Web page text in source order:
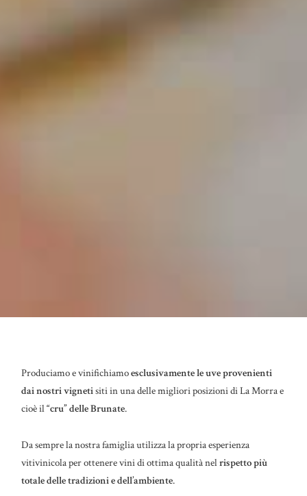
Produciamo e vinifichiamoesclusivamente le uve provenienti
dai nostri vignetisiti in una delle migliori posizioni di La Morra e
cioè il“cru” delle Brunate.
Da sempre la nostra famiglia utilizza la propria esperienza
vitivinicola per ottenere vini di ottima qualità nelrispetto più
totale delle tradizioni e dell’ambiente.